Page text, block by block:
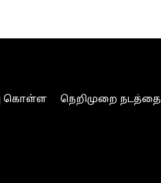
கொள்ள நெறிமுறை நடத்தை